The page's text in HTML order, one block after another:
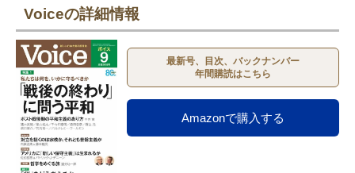
Voiceの詳細情報
最新号、目次、バックナンバー
年間購読はこちら
Amazonで購入する